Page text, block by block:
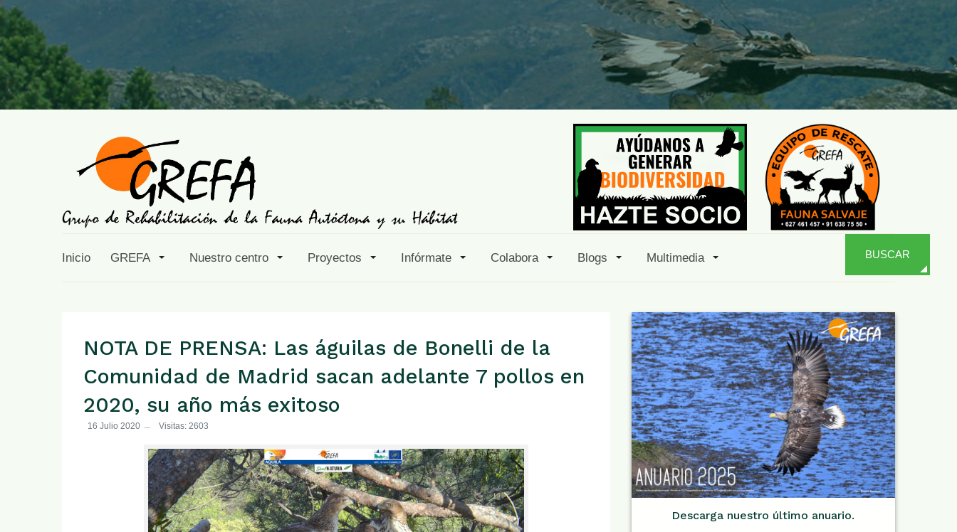
Inicio GREFA Nuestro centro Proyectos Infórmate Colabora Blogs Multimedia BUSCAR
NOTA DE PRENSA: Las águilas de Bonelli de la
Comunidad de Madrid sacan adelante 7 pollos en
2020, su año más exitoso
16 Julio 2020 Visitas: 2603
Descarga nuestro último anuario.